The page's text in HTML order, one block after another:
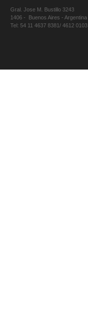
Gral. Jose M. Bustillo 3243
1406 - Buenos Aires - Argentina
Tel: 54 11 4637 8381/ 4612 0103